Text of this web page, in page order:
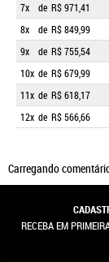
7x
de R$ 971,41
8x
de R$ 849,99
9x
de R$ 755,54
10x de R$ 679,99
11x de R$ 618,17
12x de R$ 566,66
Carregando
RECEBA EM